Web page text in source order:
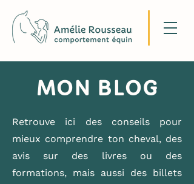
MON BLOG
Retrouve ici des conseils pour
mieux comprendre ton cheval, des
avis sur des livres ou des
formations, mais aussi des billets